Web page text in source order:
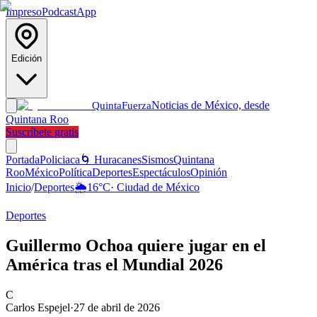
ImpresoPodcastApp
Edición
QuintaFuerzaNoticias de México, desde
Quintana Roo
Suscríbete gratis
PortadaPoliciaca 🌀 HuracanesSismosQuintana
RooMéxicoPolíticaDeportesEspectáculosOpinión
Inicio/Deportes🌦️16°C· Ciudad de México
Deportes
Guillermo Ochoa quiere jugar en el
América tras el Mundial 2026
C
Carlos Espejel·27 de abril de 2026